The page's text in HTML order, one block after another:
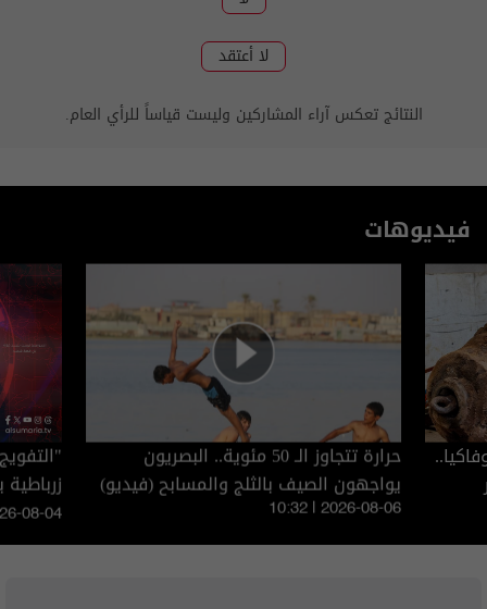
لا أعتقد
النتائج تعكس آراء المشاركين وليست قياساً للرأي العام.
فيديوهات
حرارة تتجاوز الـ 50 مئوية.. البصريون
يواجهون الصيف بالثلج والمسابح (فيديو)
10:32 | 2026-08-06
الزائرين
08-04